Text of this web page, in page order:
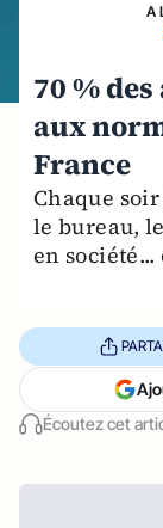
A
70 %
aux
France
Chaque
le bureau,
en
Écoutez cet